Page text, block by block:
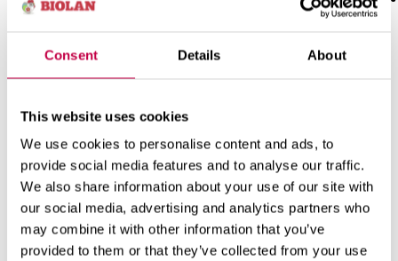
Consent Details About
This website uses cookies
We use cookies to personalise content and ads, to
provide social media features and to analyse our traffic.
We also share information about your use of our site with
our social media, advertising and analytics partners who
may combine it with other information that you’ve
provided to them or that they’ve collected from your use
korroosion kestävä alumiininen
toimii jyrsijäsuojana
mitat: 154 cm x 4 cm x 107 cm (l x k x s)
paino: 5 kg
Tuotenumero:70573000